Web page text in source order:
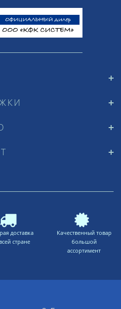
доставка
стране
Качественный товар
большой
ассортимент